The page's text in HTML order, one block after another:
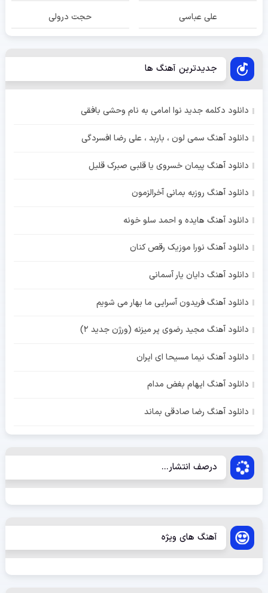
علی عباسی حجت درولی
جدیدترین آهنگ ها
دانلود دکلمه جدید نوا امامی به نام وحشی بافقی
دانلود آهنگ سمی لون ، باربد ، علی رضا افسردگی
دانلود آهنگ پیمان خسروی یا قلبی صبرک قلیل
دانلود آهنگ روزبه بمانی آخرالزمون
دانلود آهنگ هایده و احمد سلو خونه
دانلود آهنگ نورا موزیک رقص کنان
دانلود آهنگ دایان یار آسمانی
دانلود آهنگ فریدون آسرایی ما بهار می شویم
دانلود آهنگ مجید رضوی پر میزنه (ورژن جدید 2)
دانلود آهنگ نیما مسیحا ای ایران
دانلود آهنگ ایهام بغض مدام
دانلود آهنگ رضا صادقی بماند
درصف انتشار...
آهنگ های ویژه